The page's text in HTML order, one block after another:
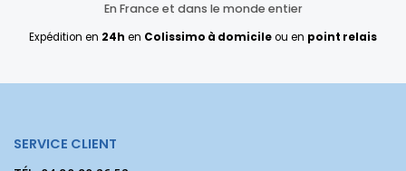
En France et dans le monde entier
Expédition en 24h en Colissimo à domicileou en point relais
SERVICE CLIENT